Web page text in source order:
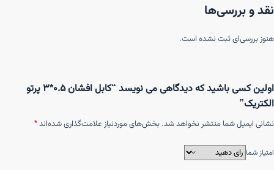
نقد و بررسی‌ها
هنوز بررسی‌ای ثبت نشده است.
اولین کسی باشید که دیدگاهی می نویسد “کابل افشان ۰.۵*۳ پرتو
الکتریک”
نشانی ایمیل شما منتشر نخواهد شد. بخش‌های موردنیاز علامت‌گذاری شده‌اند*
امتیاز شما